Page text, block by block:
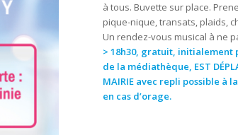
à tous. Buvette sur place.
pique-nique, transats, plaids,
Un rendez-vous musical à ne
> 18h30, gratuit, initialement
de la médiathèque, EST
MAIRIE avec repli possible à
en cas d’orage.